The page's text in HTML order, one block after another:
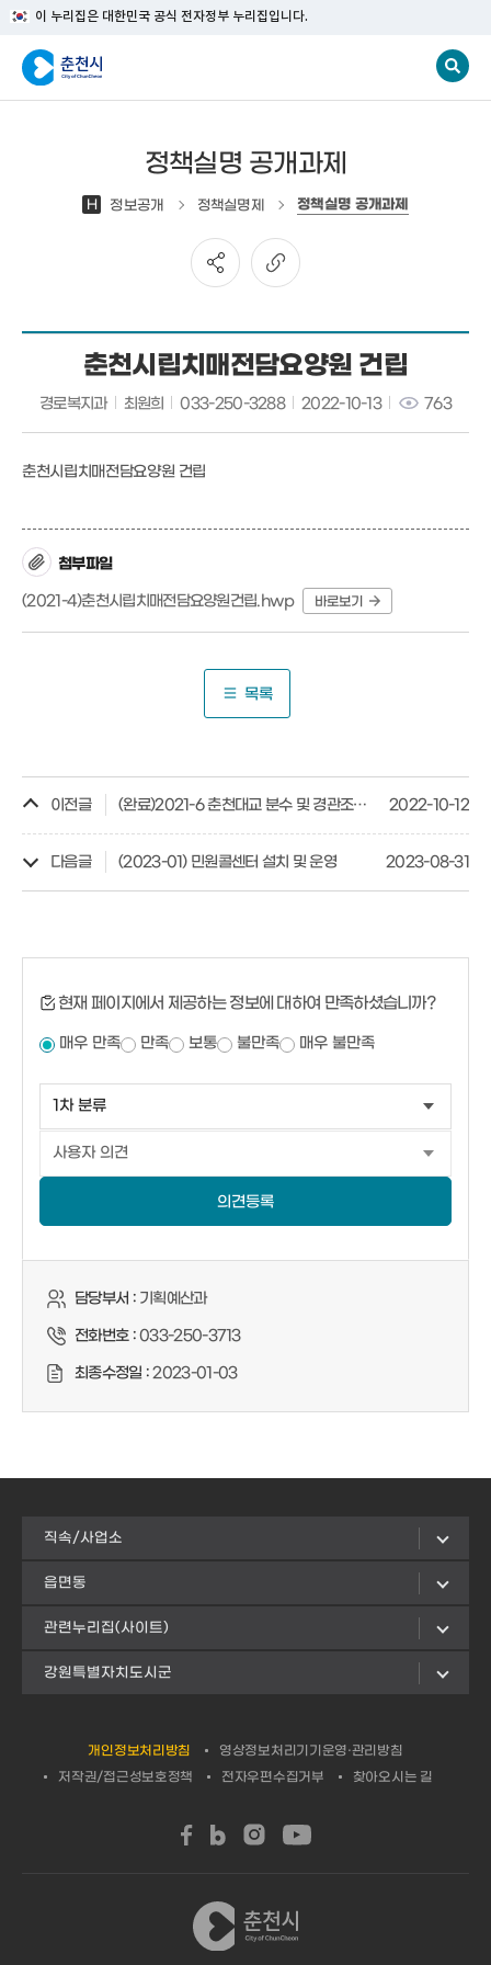
이 누리집은 대한민국 공식 전자정부 누리집입니다.
정책실명 공개과제
H 정보공개 정책실명제 정책실명 공개과제
춘천시립치매전담요양원 건립
경로복지과 최원희 033-250-3288 2022-10-13 763
춘천시립치매전담요양원 건립
첨부파일
(2021-4)춘천시립치매전담요양원건립.hwp
바로보기
목록
이전글 (완료)2021-6 춘천대교 분수 및 경관조명 설치·운영 2022-10-12
다음글 (2023-01) 민원콜센터 설치 및 운영 2023-08-31
현재 페이지에서 제공하는 정보에 대하여 만족하셨습니까?
매우 만족 만족 보통 불만족 매우 불만족
의견등록
담당부서 :기획예산과
전화번호 :033-250-3713
최종수정일 :2023-01-03
직속/사업소
읍면동
관련누리집(사이트)
강원특별자치도시군
개인정보처리방침
영상정보처리기기운영·관리방침
저작권/접근성보호정책
전자우편수집거부 찾아오시는 길